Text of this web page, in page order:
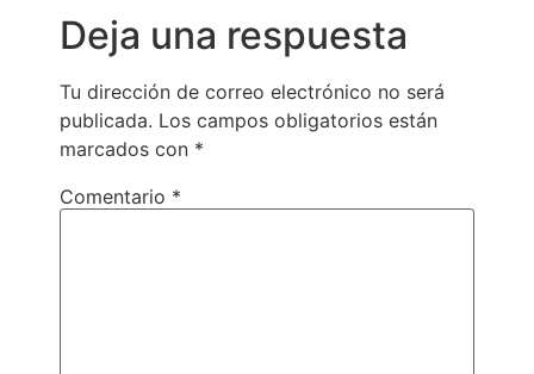
Deja una respuesta
Tu dirección de correo electrónico no será
publicada. Los campos obligatorios están
marcados con *
Comentario *